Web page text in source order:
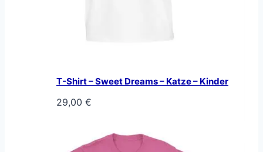
T-Shirt – Sweet Dreams – Katze – Kinder
29,00 €